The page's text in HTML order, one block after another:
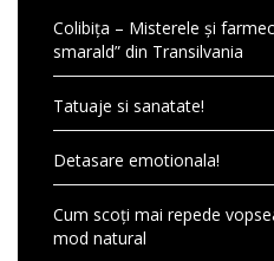
Colibița – Misterele și
smarald” din Transilvania
Tatuaje si sanatate!
Detasare emotionala!
Cum scoți mai repede
mod natural